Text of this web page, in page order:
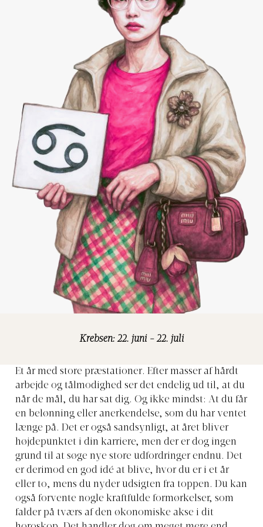
Krebsen: 22. juni - 22. juli
Et år med store præstationer. Efter masser af hårdt
arbejde og tålmodighed ser det endelig ud til, at du
når de mål, du har sat dig. Og ikke mindst: At du får
en belønning eller anerkendelse, som du har ventet
længe på. Det er også sandsynligt, at året bliver
højdepunktet i din karriere, men der er dog ingen
grund til at søge nye store udfordringer endnu. Det
er derimod en god idé at blive, hvor du er i et år
eller to, mens du nyder udsigten fra toppen. Du kan
også forvente nogle kraftfulde formørkelser, som
falder på tværs af den økonomiske akse i dit